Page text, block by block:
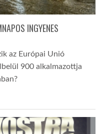
INGYENES
az Európai Unió
900 alkalmazottja